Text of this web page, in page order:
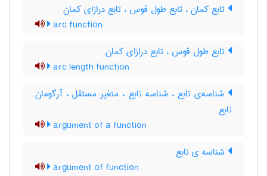
تابع کمان ، تابع طول قوس ، تابع درازای کمان
arc function
تابع طول قوس ، تابع درازای کمان
arc length function
شناسه‌ی تابع ، شناسه تابع ، متغیر مستقل ، آرگومان
تابع
argument of a function
شناسه ی تابع
argument of function